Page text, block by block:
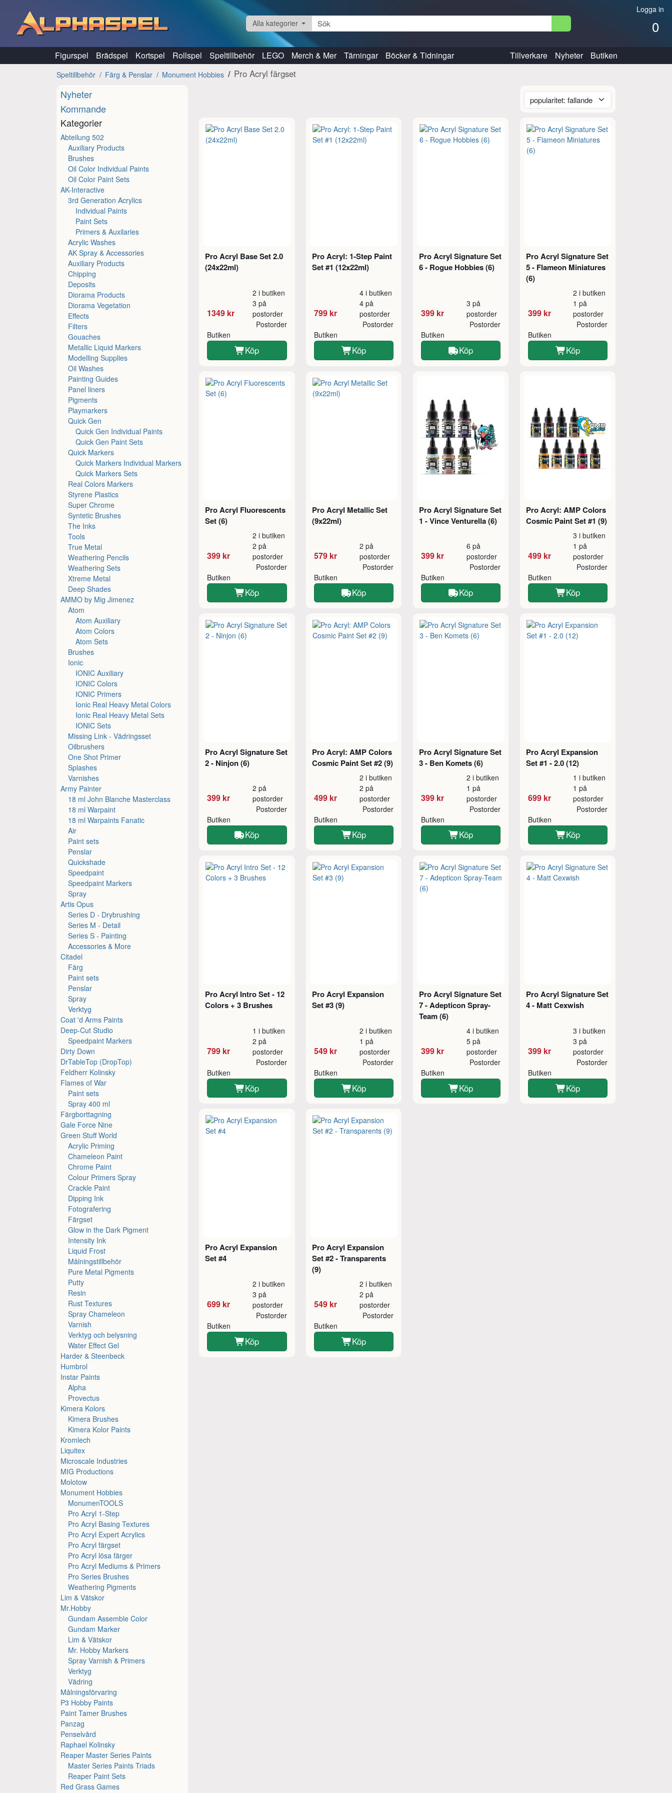
Logga in
0
Alla kategorier
Figurspel Brädspel Kortspel Rollspel Speltillbehör LEGO Merch & Mer Tärningar Böcker & Tidningar Tillverkare Nyheter Butiken
Speltillbehör Färg & Penslar Monument Hobbies Pro Acryl färgset
Nyheter
Kommande
Kategorier
Abteilung 502
Auxiliary Products
Brushes
Oil Color Individual Paints
Oil Color Paint Sets
AK-Interactive
3rd Generation Acrylics
Individual Paints
Paint Sets
Primers & Auxilaries
Acrylic Washes
AK Spray & Accessories
Auxiliary Products
Chipping
Deposits
Diorama Products
Diorama Vegetation
Effects
Filters
Gouaches
Metallic Liquid Markers
Modelling Supplies
Oil Washes
Painting Guides
Panel liners
Pigments
Playmarkers
Quick Gen
Quick Gen Individual Paints
Quick Gen Paint Sets
Quick Markers
Quick Markers Individual Markers
Quick Markers Sets
Real Colors Markers
Styrene Plastics
Super Chrome
Syntetic Brushes
The Inks
Tools
True Metal
Weathering Pencils
Weathering Sets
Xtreme Metal
Deep Shades
AMMO by Mig Jimenez
Atom
Atom Auxiliary
Atom Colors
Atom Sets
Brushes
Ionic
IONIC Auxiliary
IONIC Colors
IONIC Primers
Ionic Real Heavy Metal Colors
Ionic Real Heavy Metal Sets
IONIC Sets
Missing Link - Vädringsset
Oilbrushers
One Shot Primer
Splashes
Varnishes
Army Painter
18 ml John Blanche Masterclass
18 ml Warpaint
18 ml Warpaints Fanatic
Air
Paint sets
Penslar
Quickshade
Speedpaint
Speedpaint Markers
Spray
Artis Opus
Series D - Drybrushing
Series M - Detail
Series S - Painting
Accessories & More
Citadel
Färg
Paint sets
Penslar
Spray
Verktyg
Coat 'd Arms Paints
Deep-Cut Studio
Speedpaint Markers
Dirty Down
DrTableTop (DropTop)
Feldherr Kolinsky
Flames of War
Paint sets
Spray 400 ml
Färgborttagning
Gale Force Nine
Green Stuff World
Acrylic Priming
Chameleon Paint
Chrome Paint
Colour Primers Spray
Crackle Paint
Dipping Ink
Fotografering
Färgset
Glow in the Dark Pigment
Intensity Ink
Liquid Frost
Målningstillbehör
Pure Metal Pigments
Putty
Resin
Rust Textures
Spray Chameleon
Varnish
Verktyg och belysning
Water Effect Gel
Harder & Steenbeck
Humbrol
Instar Paints
Alpha
Provectus
Kimera Kolors
Kimera Brushes
Kimera Kolor Paints
Kromlech
Liquitex
Microscale Industries
MIG Productions
Molotow
Monument Hobbies
MonumenTOOLS
Pro Acryl 1-Step
Pro Acryl Basing Textures
Pro Acryl Expert Acrylics
Pro Acryl färgset
Pro Acryl lösa färger
Pro Acryl Mediums & Primers
Pro Series Brushes
Weathering Pigments
Lim & Vätskor
Mr.Hobby
Gundam Assemble Color
Gundam Marker
Lim & Vätskor
Mr. Hobby Markers
Spray Varnish & Primers
Verktyg
Vädring
Målningsförvaring
P3 Hobby Paints
Paint Tamer Brushes
Panzag
Penselvård
Raphael Kolinsky
Reaper Master Series Paints
Master Series Paints Triads
Reaper Paint Sets
Red Grass Games
Pro Acryl Base Set 2.0
(24x22ml)
1349 kr
2 i butiken
3 på
postorder
Butiken
Postorder
Köp
Pro Acryl: 1-Step Paint
Set #1 (12x22ml)
799 kr
4 i butiken
4 på
postorder
Butiken
Postorder
Köp
Pro Acryl Signature Set
6 - Rogue Hobbies (6)
399 kr
3 på
postorder
Butiken
Postorder
Köp
Pro Acryl Signature Set
5 - Flameon Miniatures
(6)
399 kr
2 i butiken
1 på
postorder
Butiken
Postorder
Köp
Pro Acryl Fluorescents
Set (6)
399 kr
2 i butiken
2 på
postorder
Butiken
Postorder
Köp
Pro Acryl Metallic Set
(9x22ml)
579 kr
2 på
postorder
Butiken
Postorder
Köp
Pro Acryl Signature Set
1 - Vince Venturella (6)
399 kr
6 på
postorder
Butiken
Postorder
Köp
Pro Acryl: AMP Colors
Cosmic Paint Set #1 (9)
499 kr
3 i butiken
1 på
postorder
Butiken
Postorder
Köp
Pro Acryl Signature Set
2 - Ninjon (6)
399 kr
2 på
postorder
Butiken
Postorder
Köp
Pro Acryl: AMP Colors
Cosmic Paint Set #2 (9)
499 kr
2 i butiken
2 på
postorder
Butiken
Postorder
Köp
Pro Acryl Signature Set
3 - Ben Komets (6)
399 kr
2 i butiken
1 på
postorder
Butiken
Postorder
Köp
Pro Acryl Expansion
Set #1 - 2.0 (12)
699 kr
1 i butiken
1 på
postorder
Butiken
Postorder
Köp
Pro Acryl Intro Set - 12
Colors + 3 Brushes
799 kr
1 i butiken
2 på
postorder
Butiken
Postorder
Köp
Pro Acryl Expansion
Set #3 (9)
549 kr
2 i butiken
1 på
postorder
Butiken
Postorder
Köp
Pro Acryl Signature Set
7 - Adepticon Spray-
Team (6)
399 kr
4 i butiken
5 på
postorder
Butiken
Postorder
Köp
Pro Acryl Signature Set
4 - Matt Cexwish
399 kr
3 i butiken
3 på
postorder
Butiken
Postorder
Köp
Pro Acryl Expansion
Set #4
699 kr
2 i butiken
3 på
postorder
Butiken
Postorder
Köp
Pro Acryl Expansion
Set #2 - Transparents
(9)
549 kr
2 i butiken
2 på
postorder
Butiken
Postorder
Köp